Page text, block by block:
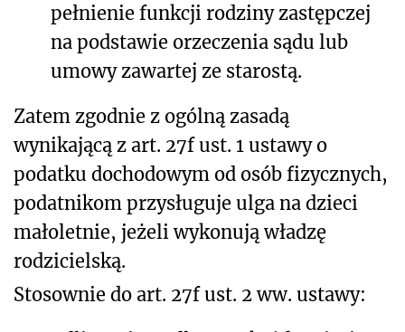
pełnienie funkcji rodziny zastępczej
na podstawie orzeczenia sądu lub
umowy zawartej ze starostą.
Zatem zgodnie z ogólną zasadą
wynikającą z art. 27f ust. 1 ustawy o
podatku dochodowym od osób fizycznych,
podatnikom przysługuje ulga na dzieci
małoletnie, jeżeli wykonują władzę
rodzicielską.
Stosownie do art. 27f ust. 2 ww. ustawy: